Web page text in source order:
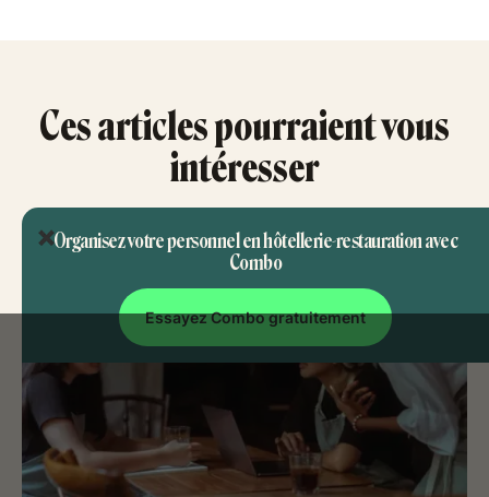
Organisez votre personnel en hôtellerie-restauration avec
Combo
Essayez Combo gratuitement
Ces articles pourraient vous
intéresser